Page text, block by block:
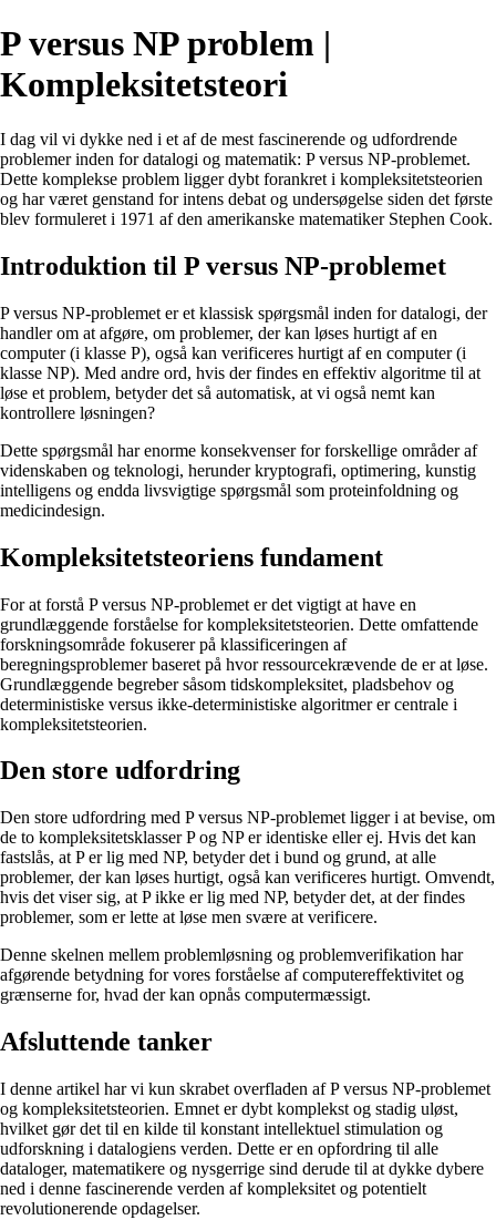
P versus NP problem |
Kompleksitetsteori
I dag vil vi dykke ned i et af de mest fascinerende og udfordrende
problemer inden for datalogi og matematik: P versus NP-problemet.
Dette komplekse problem ligger dybt forankret i kompleksitetsteorien
og har været genstand for intens debat og undersøgelse siden det første
blev formuleret i 1971 af den amerikanske matematiker Stephen Cook.
Introduktion til P versus NP-problemet
P versus NP-problemet er et klassisk spørgsmål inden for datalogi, der
handler om at afgøre, om problemer, der kan løses hurtigt af en
computer (i klasse P), også kan verificeres hurtigt af en computer (i
klasse NP). Med andre ord, hvis der findes en effektiv algoritme til at
løse et problem, betyder det så automatisk, at vi også nemt kan
kontrollere løsningen?
Dette spørgsmål har enorme konsekvenser for forskellige områder af
videnskaben og teknologi, herunder kryptografi, optimering, kunstig
intelligens og endda livsvigtige spørgsmål som proteinfoldning og
medicindesign.
Kompleksitetsteoriens fundament
For at forstå P versus NP-problemet er det vigtigt at have en
grundlæggende forståelse for kompleksitetsteorien. Dette omfattende
forskningsområde fokuserer på klassificeringen af
beregningsproblemer baseret på hvor ressourcekrævende de er at løse.
Grundlæggende begreber såsom tidskompleksitet, pladsbehov og
deterministiske versus ikke-deterministiske algoritmer er centrale i
kompleksitetsteorien.
Den store udfordring
Den store udfordring med P versus NP-problemet ligger i at bevise, om
de to kompleksitetsklasser P og NP er identiske eller ej. Hvis det kan
fastslås, at P er lig med NP, betyder det i bund og grund, at alle
problemer, der kan løses hurtigt, også kan verificeres hurtigt. Omvendt,
hvis det viser sig, at P ikke er lig med NP, betyder det, at der findes
problemer, som er lette at løse men svære at verificere.
Denne skelnen mellem problemløsning og problemverifikation har
afgørende betydning for vores forståelse af computereffektivitet og
grænserne for, hvad der kan opnås computermæssigt.
Afsluttende tanker
I denne artikel har vi kun skrabet overfladen af P versus NP-problemet
og kompleksitetsteorien. Emnet er dybt komplekst og stadig uløst,
hvilket gør det til en kilde til konstant intellektuel stimulation og
udforskning i datalogiens verden. Dette er en opfordring til alle
dataloger, matematikere og nysgerrige sind derude til at dykke dybere
ned i denne fascinerende verden af kompleksitet og potentielt
revolutionerende opdagelser.